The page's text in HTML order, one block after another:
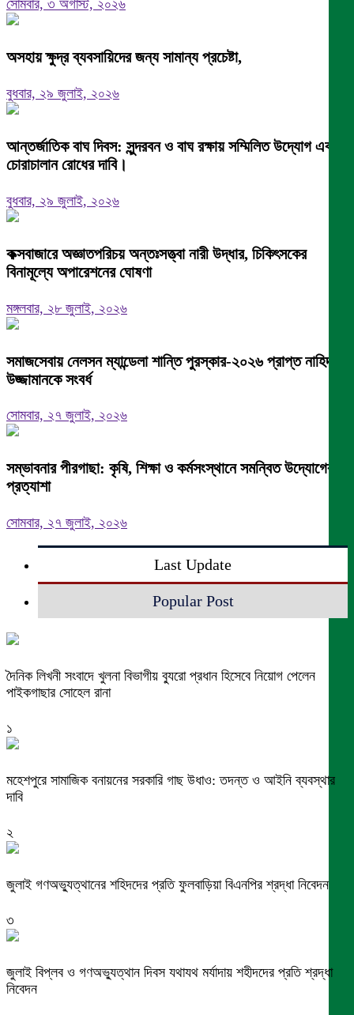
সোমবার, ৩ অগাস্ট, ২০২৬
অসহায় ক্ষুদ্র ব্যবসায়িদের জন্য সামান্য প্রচেষ্টা,
বুধবার, ২৯ জুলাই, ২০২৬
আন্তর্জাতিক বাঘ দিবস: সুন্দরবন ও বাঘ রক্ষায় সম্মিলিত উদ্যোগ এবং
চোরাচালান রোধের দাবি।
বুধবার, ২৯ জুলাই, ২০২৬
কক্সবাজারে অজ্ঞাতপরিচয় অন্তঃসত্ত্বা নারী উদ্ধার, চিকিৎসকের
বিনামূল্যে অপারেশনের ঘোষণা
মঙ্গলবার, ২৮ জুলাই, ২০২৬
সমাজসেবায় নেলসন ম্যান্ডেলা শান্তি পুরস্কার-২০২৬ প্রাপ্ত নাহিদ
উজ্জামানকে সংবর্ধ
সোমবার, ২৭ জুলাই, ২০২৬
সম্ভাবনার পীরগাছা: কৃষি, শিক্ষা ও কর্মসংস্থানে সমন্বিত উদ্যোগের
প্রত্যাশা
সোমবার, ২৭ জুলাই, ২০২৬
Last Update
Popular Post
দৈনিক লিখনী সংবাদে খুলনা বিভাগীয় ব্যুরো প্রধান হিসেবে নিয়োগ পেলেন
পাইকগাছার সোহেল রানা
১
মহেশপুরে সামাজিক বনায়নের সরকারি গাছ উধাও: তদন্ত ও আইনি ব্যবস্থার
দাবি
২
জুলাই গণঅভ্যুত্থানের শহিদদের প্রতি ফুলবাড়িয়া বিএনপির শ্রদ্ধা নিবেদন
৩
জুলাই বিপ্লব ও গণঅভ্যুত্থান দিবস যথাযথ মর্যাদায় শহীদদের প্রতি শ্রদ্ধা
নিবেদন